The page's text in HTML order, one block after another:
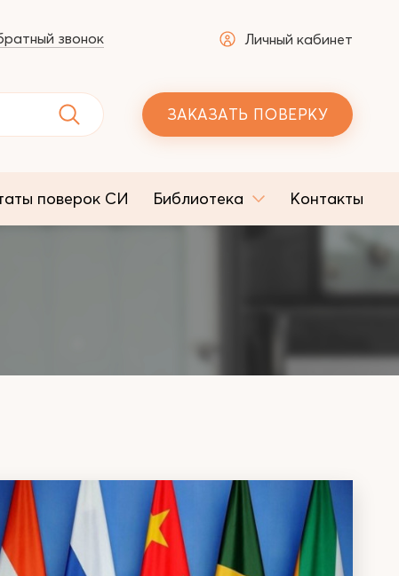
звонок Личный кабинет
ЗАКАЗАТЬ ПОВЕРКУ
поверок СИ Библиотека Контакты